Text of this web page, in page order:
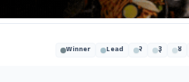
Winner Lead २ ३ ४